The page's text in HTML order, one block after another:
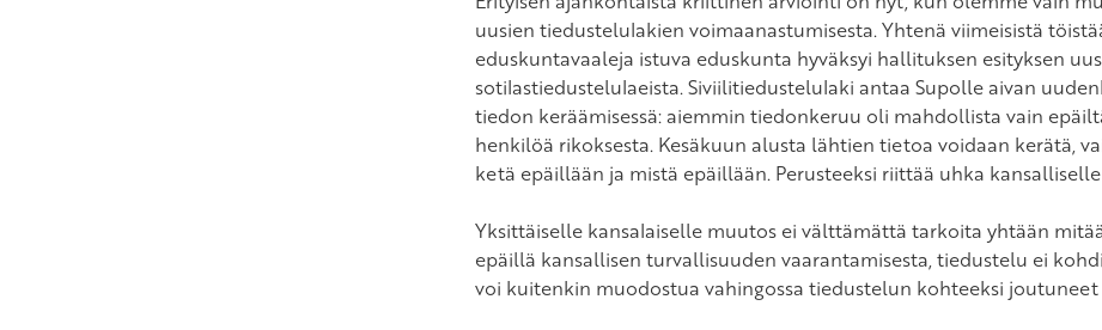
uusien tiedustelulakien voimaanastumisesta. Yhtenä viimeisistä
eduskuntavaaleja istuva eduskunta hyväksyi hallituksen esityksen
sotilastiedustelulaeista. Siviilitiedustelulaki antaa Supolle aivan
tiedon keräämisessä: aiemmin tiedonkeruu oli mahdollista vain
henkilöä rikoksesta. Kesäkuun alusta lähtien tietoa voidaan kerätä,
ketä epäillään ja mistä epäillään. Perusteeksi riittää uhka
Yksittäiselle kansalaiselle muutos ei välttämättä tarkoita yhtään
epäillä kansallisen turvallisuuden vaarantamisesta, tiedustelu ei
voi kuitenkin muodostua vahingossa tiedustelun kohteeksi joutuneet